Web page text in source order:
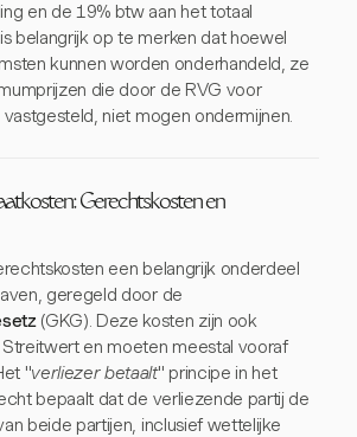
en de 19% btw aan het totaal
belangrijk op te merken dat hoewel
kunnen worden onderhandeld, ze
die door de RVG voor
niet mogen ondermijnen.
Gerechtskosten en
een belangrijk onderdeel
geregeld door de
(GKG). Deze kosten zijn ook
en moeten meestal vooraf
"verliezer betaalt" principe in het
bepaalt dat de verliezende partij de
beide partijen, inclusief wettelijke